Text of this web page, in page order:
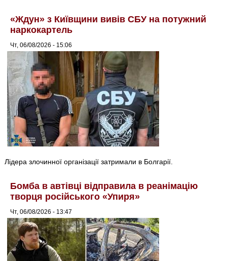
«Ждун» з Київщини вивів СБУ на потужний
наркокартель
Чт, 06/08/2026 - 15:06
Лідера злочинної організації затримали в Болгарії.
Бомба в автівці відправила в реанімацію
творця російського «Упиря»
Чт, 06/08/2026 - 13:47